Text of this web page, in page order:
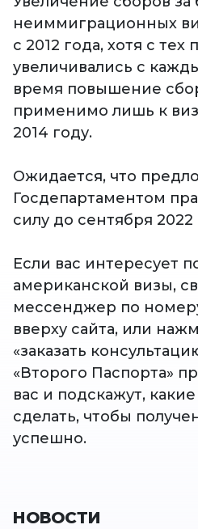
неиммиграционных
с 2012 года, хотя с тех
увеличивались с
время повышение
применимо лишь к
2014 году.
Ожидается, что
Госдепартаментом
силу до сентября 2022
Если вас интересует
американской визы,
мессенджер по
вверху сайта, или
«заказать
«Второго Паспорта»
вас и подскажут,
сделать, чтобы
успешно.
НОВОСТИ